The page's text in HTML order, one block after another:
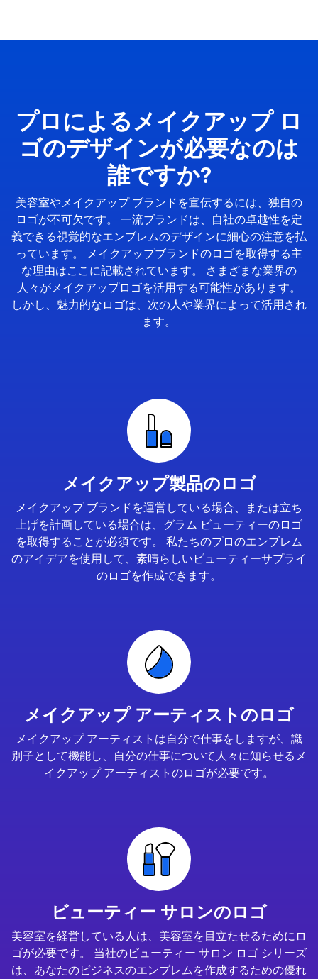
プロによるメイクアップ ロ
ゴのデザインが必要なのは
誰ですか?
美容室やメイクアップ ブランドを宣伝するには、独自の
ロゴが不可欠です。 一流ブランドは、自社の卓越性を定
義できる視覚的なエンブレムのデザインに細心の注意を払
っています。 メイクアップブランドのロゴを取得する主
な理由はここに記載されています。 さまざまな業界の
人々がメイクアップロゴを活用する可能性があります。
しかし、魅力的なロゴは、次の人や業界によって活用され
ます。
メイクアップ製品のロゴ
メイクアップ ブランドを運営している場合、または立ち
上げを計画している場合は、グラム ビューティーのロゴ
を取得することが必須です。 私たちのプロのエンブレム
のアイデアを使用して、素晴らしいビューティーサプライ
のロゴを作成できます。
メイクアップ アーティストのロゴ
メイクアップ アーティストは自分で仕事をしますが、識
別子として機能し、自分の仕事について人々に知らせるメ
イクアップ アーティストのロゴが必要です。
ビューティー サロンのロゴ
美容室を経営している人は、美容室を目立たせるためにロ
ゴが必要です。 当社のビューティー サロン ロゴ シリーズ
は、あなたのビジネスのエンブレムを作成するための優れ